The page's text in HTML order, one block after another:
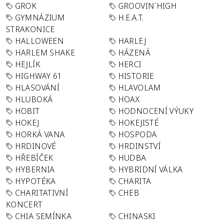
GROK
GROOVIN´HIGH
GYMNÁZIUM
STRAKONICE
H.E.A.T.
HALLOWEEN
HARLEJ
HARLEM SHAKE
HÁZENÁ
HEJLÍK
HERCI
HIGHWAY 61
HISTORIE
HLASOVÁNÍ
HLAVOLAM
HLUBOKÁ
HOAX
HOBIT
HODNOCENÍ VÝUKY
HOKEJ
HOKEJISTÉ
HORKÁ VANA
HOSPODA
HRDINOVÉ
HRDINSTVÍ
HŘEBÍČEK
HUDBA
HYBERNIA
HYBRIDNÍ VÁLKA
HYPOTÉKA
CHARITA
CHARITATIVNÍ
KONCERT
CHEB
CHIA SEMÍNKA
CHINASKI